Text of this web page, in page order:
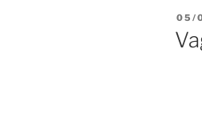
EL
05/